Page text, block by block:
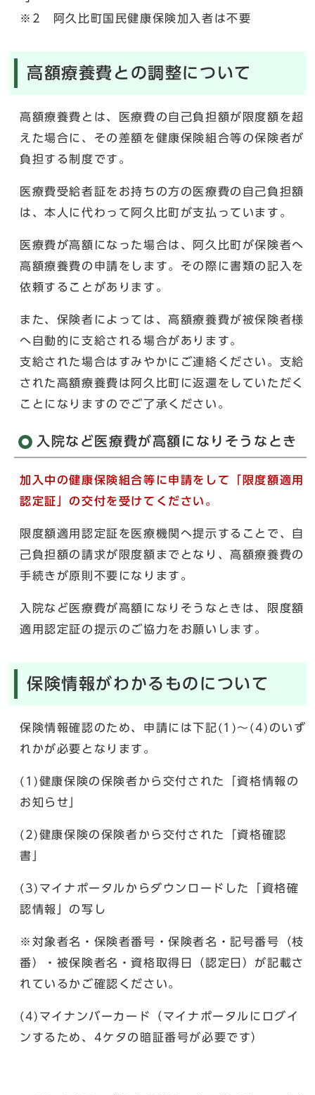
※2 阿久比町国民健康保険加入者は不要
高額療養費との調整について
高額療養費とは、医療費の自己負担額が限度額を超
えた場合に、その差額を健康保険組合等の保険者が
負担する制度です。
医療費受給者証をお持ちの方の医療費の自己負担額
は、本人に代わって阿久比町が支払っています。
医療費が高額になった場合は、阿久比町が保険者へ
高額療養費の申請をします。その際に書類の記入を
依頼することがあります。
また、保険者によっては、高額療養費が被保険者様
へ自動的に支給される場合があります。
支給された場合はすみやかにご連絡ください。支給
された高額療養費は阿久比町に返還をしていただく
ことになりますのでご了承ください。
入院など医療費が高額になりそうなとき
加入中の健康保険組合等に申請をして「限度額適用
認定証」の交付を受けてください。
限度額適用認定証を医療機関へ提示することで、自
己負担額の請求が限度額までとなり、高額療養費の
手続きが原則不要になります。
入院など医療費が高額になりそうなときは、限度額
適用認定証の提示のご協力をお願いします。
保険情報がわかるものについて
保険情報確認のため、申請には下記(1)～(4)のいず
れかが必要となります。
(1)健康保険の保険者から交付された「資格情報の
お知らせ」
(2)健康保険の保険者から交付された「資格確認
書」
(3)マイナポータルからダウンロードした「資格確
認情報」の写し
※対象者名・保険者番号・保険者名・記号番号（枝
番）・被保険者名・資格取得日（認定日）が記載さ
れているかご確認ください。
(4)マイナンバーカード（マイナポータルにログイ
ンするため、4ケタの暗証番号が必要です）